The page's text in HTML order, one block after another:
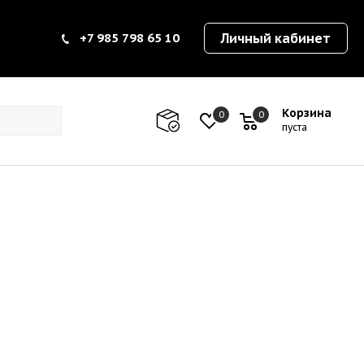
+7 985 798 65 10 Личный кабинет
0 Корзина
0
пуста
0